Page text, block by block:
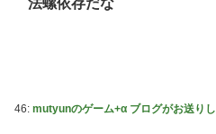
法螺依存だな
46: mutyunのゲーム+α ブログがお送りし